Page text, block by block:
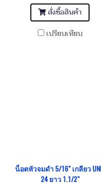
สั่งซื้อสินค้า
เปรียบเทียบ
น็อตหัวจมดำ 5/16" เกลียว
24 ยาว 1.1/2"